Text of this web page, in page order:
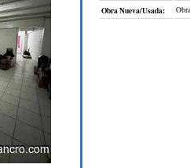
Obra Nueva/Usada: